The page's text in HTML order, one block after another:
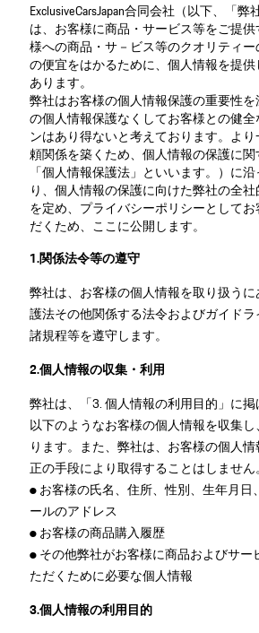
ExclusiveCarsJapan合同会社（以下、「弊
は、お客様に商品・サービス等をご提
様への商品・サ－ビス等のクオリティ
の便宜をはかるために、個人情報を提
あります。
弊社はお客様の個人情報保護の重要性
の個人情報保護なくしてお客様との健
ンはあり得ないと考えております。よ
頼関係を築くため、個人情報の保護に関
「個人情報保護法」といいます。）に
り、個人情報の保護に向けた弊社の全
を定め、プライバシーポリシーとして
だくため、ここに公開します。
1.関係法令等の遵守
弊社は、お客様の個人情報を取り扱う
護法その他関係する法令およびガイド
諸規程等を遵守します。
2.個人情報の収集・利用
弊社は、「3. 個人情報の利用目的」に掲
以下のようなお客様の個人情報を収集
ります。また、弊社は、お客様の個人
正の手段により取得することはしません。
● お客様の氏名、住所、性別、生年月日
ールのアドレス
● お客様の商品購入履歴
● その他弊社がお客様に商品およびサー
ただくために必要な個人情報
3.個人情報の利用目的